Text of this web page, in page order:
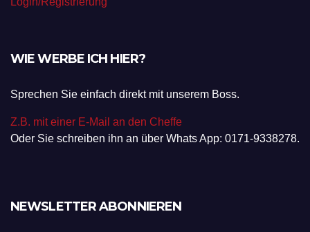
WIE WERBE ICH HIER?
Sprechen Sie einfach direkt mit unserem Boss.
Z.B. mit einer E-Mail an den Cheffe
Oder Sie schreiben ihn an über Whats App: 0171-9338278.
NEWSLETTER ABONNIEREN